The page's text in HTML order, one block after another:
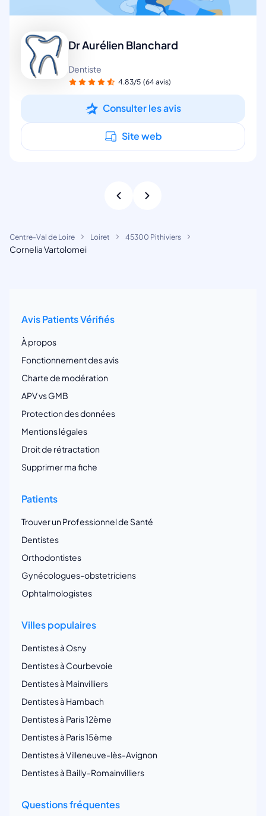
Dr Aurélien Blanchard
Dentiste
4.83/5 (64 avis)
Consulter les avis
Site web
Centre-Val de Loire Loiret 45300 Pithiviers
Cornelia Vartolomei
Avis Patients Vérifiés
À propos
Fonctionnement des avis
Charte de modération
APV vs GMB
Protection des données
Mentions légales
Droit de rétractation
Supprimer ma fiche
Patients
Trouver un Professionnel de Santé
Dentistes
Orthodontistes
Gynécologues-obstetriciens
Ophtalmologistes
Villes populaires
Dentistes à Osny
Dentistes à Courbevoie
Dentistes à Mainvilliers
Dentistes à Hambach
Dentistes à Paris 12ème
Dentistes à Paris 15ème
Dentistes à Villeneuve-lès-Avignon
Dentistes à Bailly-Romainvilliers
Questions fréquentes